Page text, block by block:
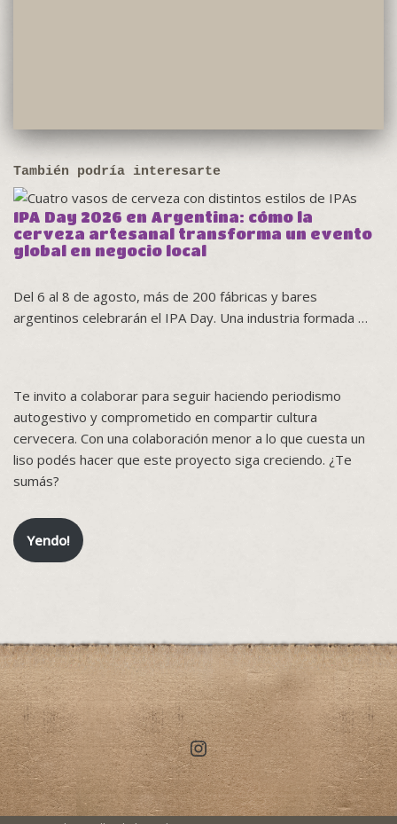
También podría interesarte
IPA Day 2026 en Argentina: cómo la
cerveza artesanal transforma un evento
global en negocio local
Del 6 al 8 de agosto, más de 200 fábricas y bares
argentinos celebrarán el IPA Day. Una industria formada …
Te invito a colaborar para seguir haciendo periodismo
autogestivo y comprometido en compartir cultura
cervecera. Con una colaboración menor a lo que cuesta un
liso podés hacer que este proyecto siga creciendo. ¿Te
sumás?
Yendo!